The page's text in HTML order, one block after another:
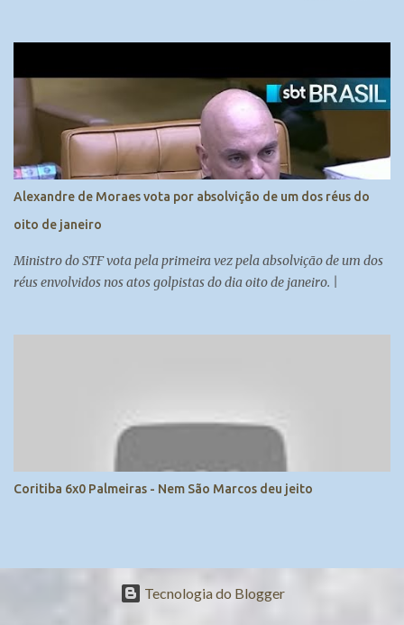
não. A Decisão do Supremo Tribunal Federal O direito,
diferentemente da matemática, comporta duas respostas: sim ou
não. O STF, como uma corte política, pondera prós e contras antes
de tomar uma decisão de impacto como essa. Embora existam
motivos para prender Bolsonaro, os ministros consideram que não
há clima para ordenar sua prisão no momento. Prender Bolsonaro
poderia causar comoção na sociedade, o que vai contra a
manutenção da ordem pública. Os ...
Alexandre de Moraes vota por absolvição de um dos réus do
oito de janeiro
Ministro do STF vota pela primeira vez pela absolvição de um dos
réus envolvidos nos atos golpistas do dia oito de janeiro. |
Coritiba 6x0 Palmeiras - Nem São Marcos deu jeito
Tecnologia do Blogger